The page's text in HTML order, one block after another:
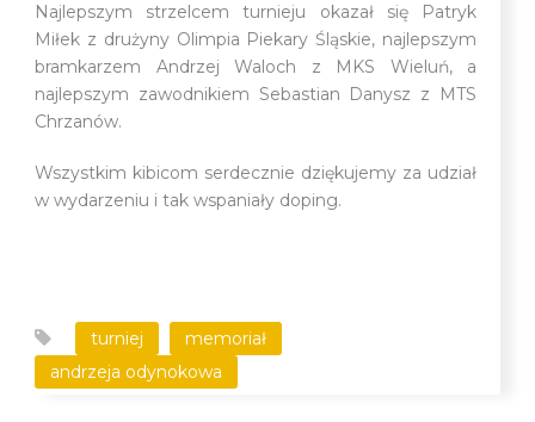
Najlepszym strzelcem turnieju okazał się Patryk
Miłek z drużyny Olimpia Piekary Śląskie, najlepszym
bramkarzem Andrzej Waloch z MKS Wieluń, a
najlepszym zawodnikiem Sebastian Danysz z MTS
Chrzanów.
Wszystkim kibicom serdecznie dziękujemy za udział
w wydarzeniu i tak wspaniały doping.
turniej
memoriał
andrzeja odynokowa